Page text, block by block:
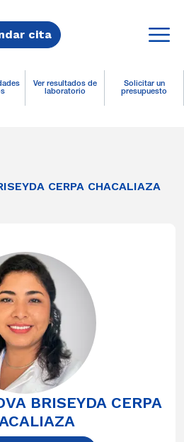
cita
Ver resultados de
laboratorio
Solicitar un
presupuesto
CERPA CHACALIAZA
BRISEYDA CERPA